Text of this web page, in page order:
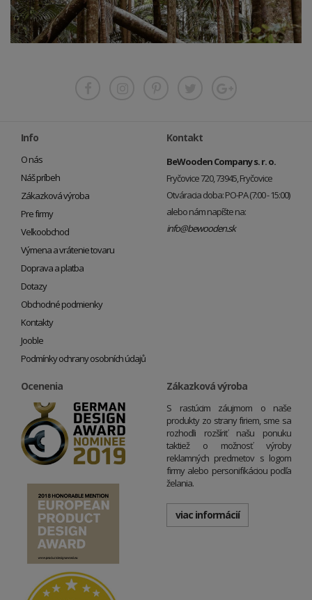
Info
O nás
Náš príbeh
Zákazková výroba
Pre firmy
Veľkoobchod
Výmena a vrátenie tovaru
Doprava a platba
Dotazy
Obchodné podmienky
Kontakty
Jooble
Podmínky ochrany osobních údajů
Kontakt
BeWooden Company s. r. o.
Fryčovice 720, 73945, Fryčovice
Otváracia doba: PO-PA (7:00 - 15:00)
alebo nám napíšte na:
info@bewooden.sk
Ocenenia Zákazková výroba
S rastúcim záujmom o naše
produkty zo strany firiem, sme sa
rozhodli rozšíriť našu ponuku
taktiež o možnosť výroby
reklamných predmetov s logom
firmy alebo personifikáciou podľa
želania.
viac informácií